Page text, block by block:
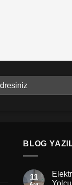
BLOG
11